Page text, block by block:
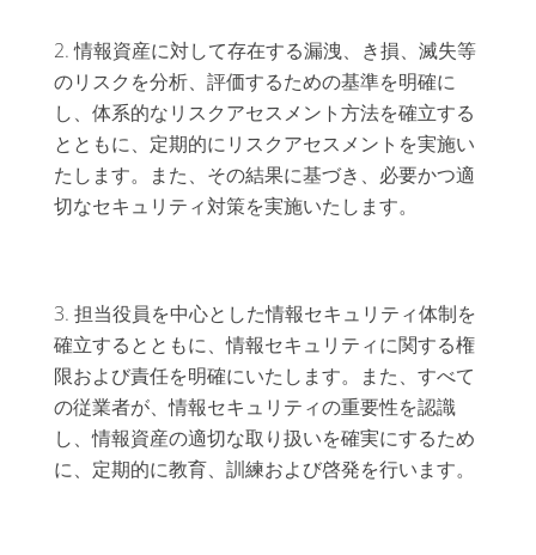
情報資産に対して存在する漏洩、き損、滅失等
のリスクを分析、評価するための基準を明確に
し、体系的なリスクアセスメント方法を確立する
とともに、定期的にリスクアセスメントを実施い
たします。また、その結果に基づき、必要かつ適
切なセキュリティ対策を実施いたします。
担当役員を中心とした情報セキュリティ体制を
確立するとともに、情報セキュリティに関する権
限および責任を明確にいたします。また、すべて
の従業者が、情報セキュリティの重要性を認識
し、情報資産の適切な取り扱いを確実にするため
に、定期的に教育、訓練および啓発を行います。